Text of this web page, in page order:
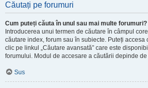
Căutați pe forumuri
Cum puteți căuta în unul sau mai multe forumuri?
Introducerea unui termen de căutare în câmpul
căutare index, forum sau în subiecte. Puteți accesa
clic pe linkul „Căutare avansată” care este
forumului. Modul de accesare a căutării depinde
Sus